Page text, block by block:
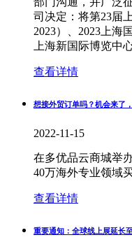
司决定：将第23届
2023）、2023上海
上海新国际博览中
查看详情
想接外贸订单吗？机会来了
2022-11-15
在多优品云商城举
40万海外专业领域
查看详情
重要通知：全球线上展延长